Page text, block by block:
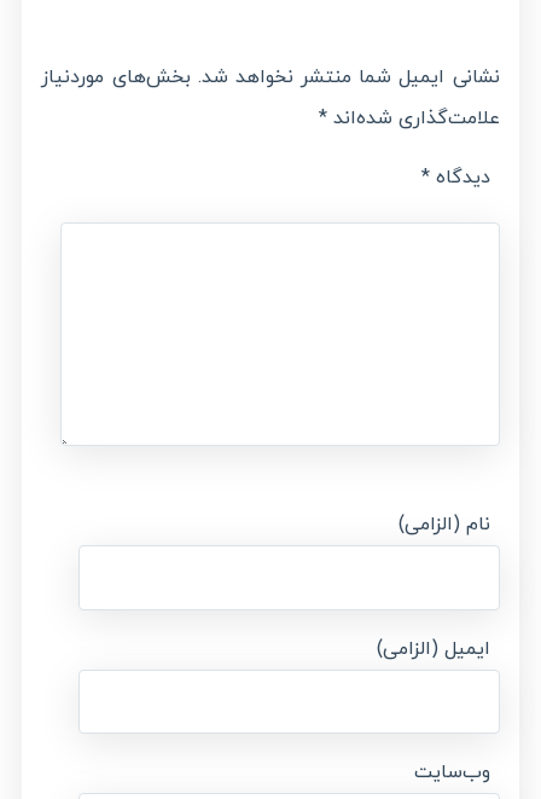
نشانی ایمیل شما منتشر نخواهد شد. بخش‌های موردنیاز
علامت‌گذاری شده‌اند*
دیدگاه *
نام (الزامی)
ایمیل (الزامی)
وب‌سایت